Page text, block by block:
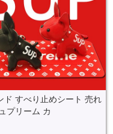
ド すべり止めシート 売れ
プリーム カ